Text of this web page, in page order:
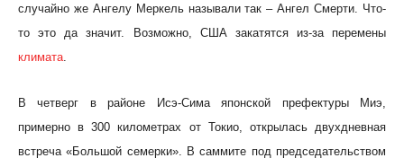
случайно же Ангелу Меркель называли так – Ангел Смерти. Что-
то это да значит. Возможно, США закатятся из-за перемены
климата
В четверг в районе Исэ-Сима японской префектуры Миэ,
примерно в 300 километрах от Токио, открылась двухдневная
встреча «Большой семерки». В саммите под председательством